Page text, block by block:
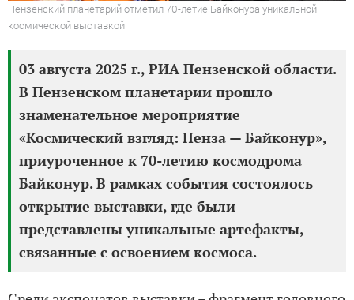
Пензенский планетарий отметил 70-летие Байконура уникальной
космической выставкой
03 августа 2025 г., РИА Пензенской области.
В Пензенском планетарии прошло
знаменательное мероприятие
«Космический взгляд: Пенза — Байконур»,
приуроченное к 70-летию космодрома
Байконур. В рамках события состоялось
открытие выставки, где были
представлены уникальные артефакты,
связанные с освоением космоса.